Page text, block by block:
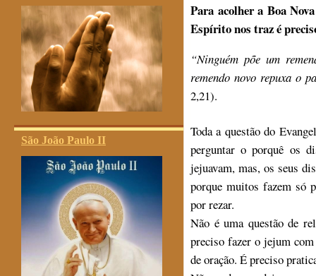
São João Paulo II
Para acolher a Boa
Espírito nos traz é
“Ninguém põe um
remendo novo repuxa o
2,21).
Toda a questão do
perguntar o porquê os
jejuavam, mas, os seus
porque muitos fazem só
por rezar.
Não é uma questão de
preciso fazer o jejum
de oração. É preciso